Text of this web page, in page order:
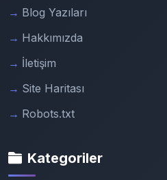
Blog Yazıları
Hakkımızda
İletişim
Site Haritası
Robots.txt
Kategoriler